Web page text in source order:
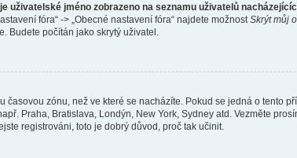
uživatelské jméno zobrazeno na seznamu uživatelů
fóra“ -> „Obecné nastavení fóra“ najdete možnost Skrýt můj
Budete počítán jako skrytý uživatel.
zónu, než ve které se nacházíte. Pokud se jedná o tento
Praha, Bratislava, Londýn, New York, Sydney atd. Vezměte
registrováni, toto je dobrý důvod, proč tak učinit.